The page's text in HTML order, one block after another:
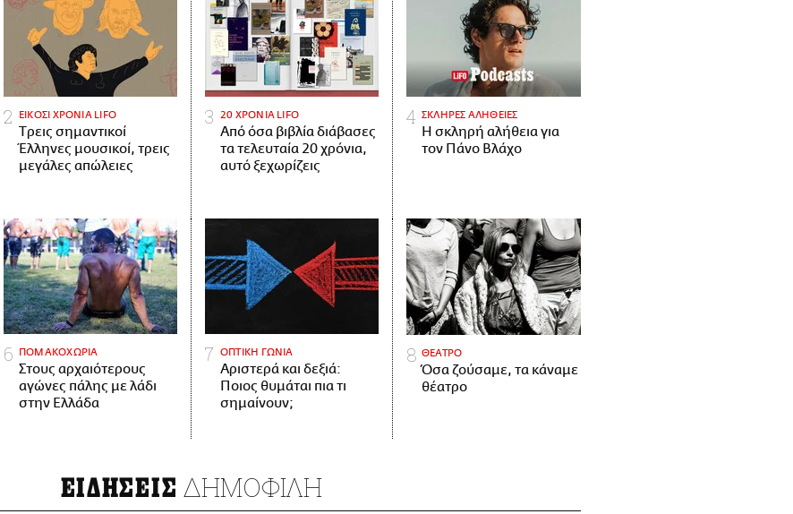
ΕΙΚΟΣΙ ΧΡΟΝΙΑ LIFO
Tρεις σημαντικοί
Έλληνες μουσικοί, τρεις
μεγάλες απώλειες
20 ΧΡΟΝΙΑ LIFO
Από όσα βιβλία διάβασες
τα τελευταία 20 χρόνια,
αυτό ξεχωρίζεις
ΣΚΛΗΡΕΣ ΑΛΗΘΕΙΕΣ
H σκληρή αλήθεια για
τον Πάνο Βλάχο
ΠΟΜΑΚΟΧΩΡΙΑ
Στους αρχαιότερους
αγώνες πάλης με λάδι
στην Ελλάδα
ΟΠΤΙΚΗ ΓΩΝΙΑ
Αριστερά και δεξιά:
Ποιος θυμάται πια τι
σημαίνουν;
ΘΕΑΤΡΟ
Όσα ζούσαμε, τα κάναμε
θέατρο
ΕΙΔΗΣΕΙΣ ΔΗΜΟΦΙΛΗ